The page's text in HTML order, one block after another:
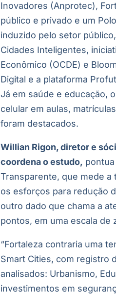
Inovadores (Anprotec),
público e privado e um
induzido pelo setor
Cidades Inteligentes,
Econômico (OCDE) e
Digital e a plataforma
Já em saúde e educação,
celular em aulas,
foram destacados.
Willian Rigon, diretor e
coordena o estudo,
Transparente, que mede
os esforços para redução
outro dado que chama a
pontos, em uma escala de
“Fortaleza contraria uma
Smart Cities, com registro
analisados: Urbanismo,
investimentos em